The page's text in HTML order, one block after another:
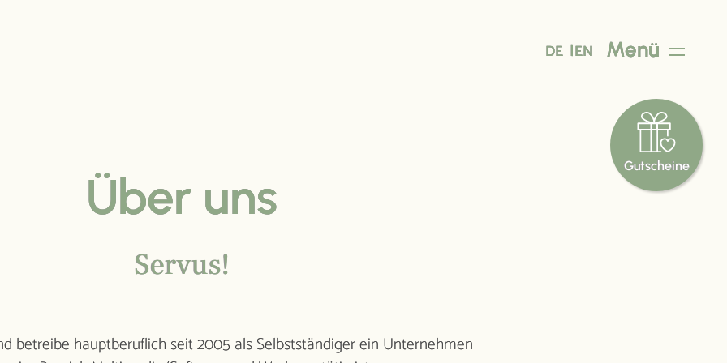
DE EN Menü
Gut­scheine
Packages
Extras
Über uns
Servus!
betreibe hauptberuflich seit 2005 als Selbstständiger ein Unternehmen